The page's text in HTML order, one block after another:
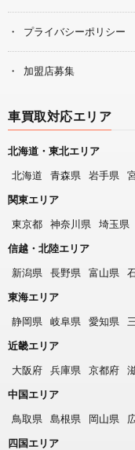
プライバシーポリシー
加盟店募集
車買取対応エリア
北海道・東北エリア
北海道
青森県 岩手県
関東エリア
東京都
神奈川県 埼玉県
信越・北陸エリア
新潟県
長野県 富山県
東海エリア
静岡県
岐阜県 愛知県
近畿エリア
大阪府
兵庫県 京都府
中国エリア
鳥取県
島根県 岡山県
四国エリア